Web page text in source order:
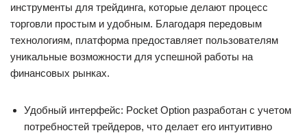
инструменты для трейдинга, которые делают процесс
торговли простым и удобным. Благодаря передовым
технологиям, платформа предоставляет пользователям
уникальные возможности для успешной работы на
финансовых рынках.
Удобный интерфейс: Pocket Option разработан с учетом
потребностей трейдеров, что делает его интуитивно